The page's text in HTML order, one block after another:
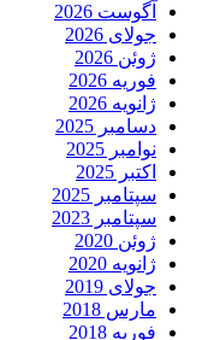
آگوست 2026
جولای 2026
ژوئن 2026
فوریه 2026
ژانویه 2026
دسامبر 2025
نوامبر 2025
اکتبر 2025
سپتامبر 2025
سپتامبر 2023
ژوئن 2020
ژانویه 2020
جولای 2019
مارس 2018
فوریه 2018